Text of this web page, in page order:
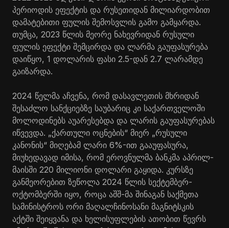
პერიოდის ეფექტის და რუსეთიდან მილიარდობით
დამატებითი ფულის შემოსვლის გამო გამყარდა.
თუმცა, 2023 წლის მეორე ნახევრიდან რუსული
ფულის ეფექტი შემცირდა და ლარმა გაუფასურება
დაიწყო, 1 დოლარის ფასი 2.5-დან 2.7 ლარამდე
გაიზარდა.
2024 წელმა აჩვენა, რომ დასავლეთის მხრიდან
შესაძლო სანქციებზე საუბარიც კი საქართველოში
მოლოდინებს აუარესებდა და ლარის გაუფასურებას
იწვევდა. „ქართული ოცნების“ მიერ „რუსული
კანონის“ მიღებამ ლარი 6%-ით გააუფასურა,
მიუხედავად იმისა, რომ ეროვნულმა ბანკმა აპრილ-
მაისში 220 მილიონი დოლარი გაყიდა. კურსზე
განმეორებით ზეწოლა 2024 წლის სექტემბერ-
ოქტომბერში იყო, როცა აშშ-მა შინაგან საქმეთა
სამინისტროს ორი მაღალჩინოსანი მაგნიტსკის
აქტში შეიყვანა და ხელისუფლების ათობით წევრს